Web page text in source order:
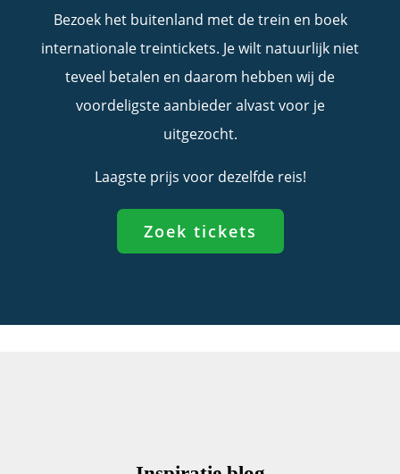
Bezoek het buitenland met de trein en boek
internationale treintickets. Je wilt natuurlijk niet
teveel betalen en daarom hebben wij de
voordeligste aanbieder alvast voor je
uitgezocht.
Laagste prijs voor dezelfde reis!
Zoek tickets